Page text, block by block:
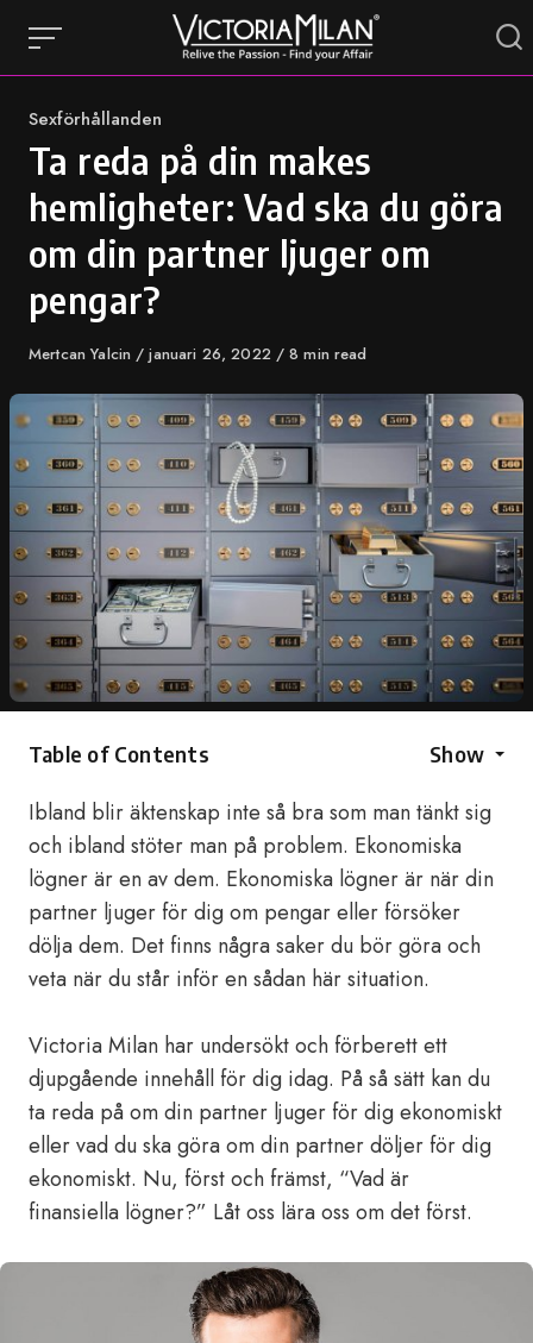
content
Category
Sexförhållanden
Ta reda på din makes
hemligheter: Vad ska du göra
om din partner ljuger om
pengar?
Author
Mertcan Yalcin
Published
januari 26, 2022 8 min read
Table of Contents Show
Ibland blir äktenskap inte så bra som man tänkt sig
och ibland stöter man på problem. Ekonomiska
lögner är en av dem. Ekonomiska lögner är när din
partner ljuger för dig om pengar eller försöker
dölja dem. Det finns några saker du bör göra och
veta när du står inför en sådan här situation.
Victoria Milan har undersökt och förberett ett
djupgående innehåll för dig idag. På så sätt kan du
ta reda på om din partner ljuger för dig ekonomiskt
eller vad du ska göra om din partner döljer för dig
ekonomiskt. Nu, först och främst, “Vad är
finansiella lögner?” Låt oss lära oss om det först.